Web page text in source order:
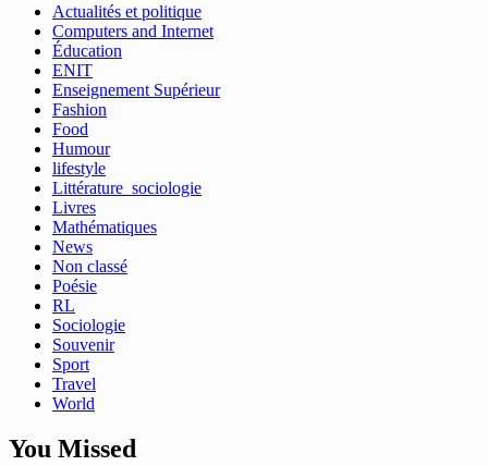
Actualités et politique
Computers and Internet
Éducation
ENIT
Enseignement Supérieur
Fashion
Food
Humour
lifestyle
Littérature_sociologie
Livres
Mathématiques
News
Non classé
Poésie
RL
Sociologie
Souvenir
Sport
Travel
World
You Missed